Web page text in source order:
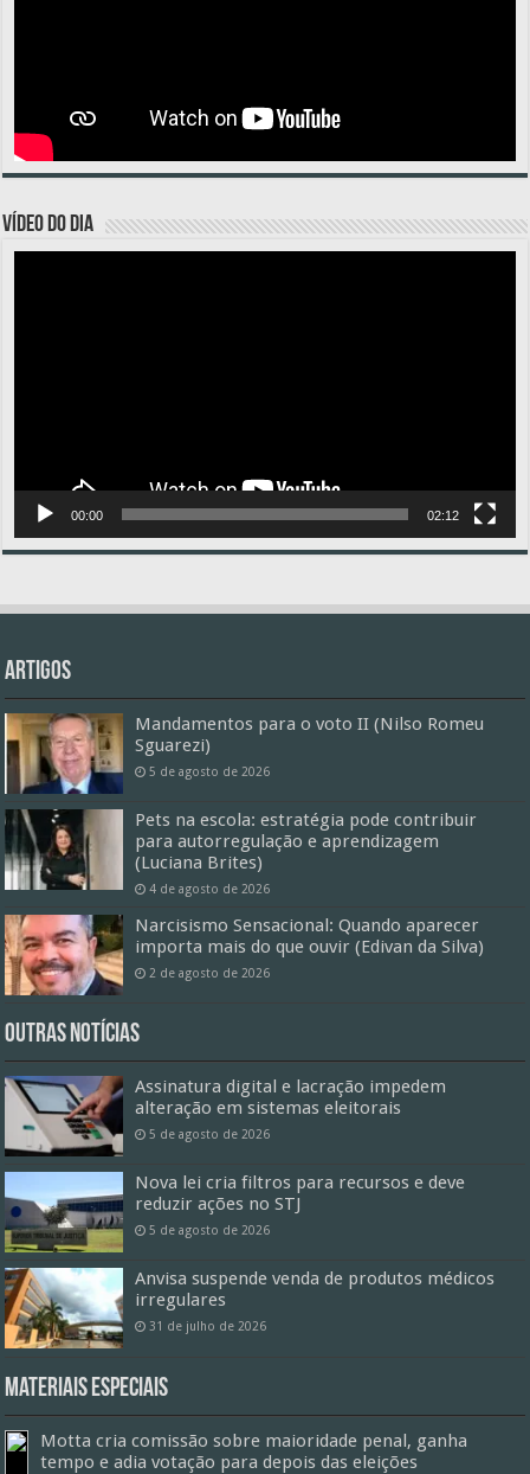
VÍDEO DO DIA
00:00 02:12
Artigos
Mandamentos para o voto II (Nilso Romeu
Sguarezi)
5 de agosto de 2026
Pets na escola: estratégia pode contribuir
para autorregulação e aprendizagem
(Luciana Brites)
4 de agosto de 2026
Narcisismo Sensacional: Quando aparecer
importa mais do que ouvir (Edivan da Silva)
2 de agosto de 2026
Outras Notícias
Assinatura digital e lacração impedem
alteração em sistemas eleitorais
5 de agosto de 2026
Nova lei cria filtros para recursos e deve
reduzir ações no STJ
5 de agosto de 2026
Anvisa suspende venda de produtos médicos
irregulares
31 de julho de 2026
Materiais especiais
Motta cria comissão sobre maioridade penal, ganha
tempo e adia votação para depois das eleições